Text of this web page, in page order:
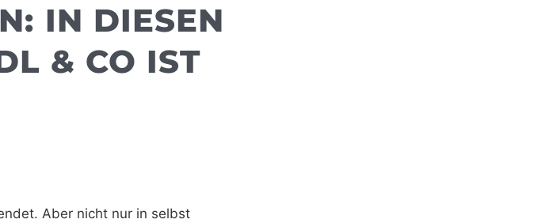
IN DIESEN
& CO IST
Aber nicht nur in selbst